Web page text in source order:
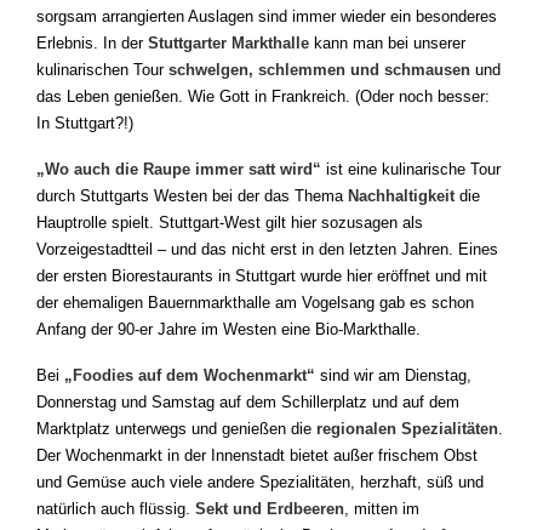
sorgsam arrangierten Auslagen sind immer wieder ein besonderes
Erlebnis. In der Stuttgarter Markthalle kann man bei unserer
kulinarischen Tour schwelgen, schlemmen und schmausen und
das Leben genießen. Wie Gott in Frankreich. (Oder noch besser:
In Stuttgart?!)
„Wo auch die Raupe immer satt wird“ ist eine kulinarische Tour
durch Stuttgarts Westen bei der das Thema Nachhaltigkeit die
Hauptrolle spielt. Stuttgart-West gilt hier sozusagen als
Vorzeigestadtteil – und das nicht erst in den letzten Jahren. Eines
der ersten Biorestaurants in Stuttgart wurde hier eröffnet und mit
der ehemaligen Bauernmarkthalle am Vogelsang gab es schon
Anfang der 90-er Jahre im Westen eine Bio-Markthalle.
Bei „Foodies auf dem Wochenmarkt“ sind wir am Dienstag,
Donnerstag und Samstag auf dem Schillerplatz und auf dem
Marktplatz unterwegs und genießen die regionalen Spezialitäten
Der Wochenmarkt in der Innenstadt bietet außer frischem Obst
und Gemüse auch viele andere Spezialitäten, herzhaft, süß und
natürlich auch flüssig. Sekt und Erdbeeren , mitten im